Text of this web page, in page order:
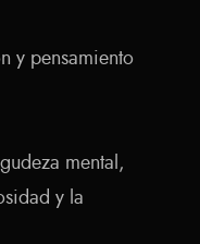
y pensamiento
mental,
y la